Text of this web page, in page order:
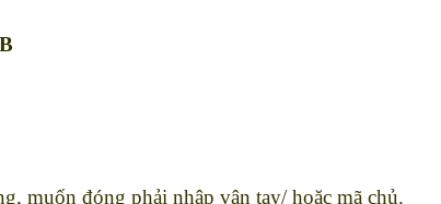
muốn đóng phải nhập vân tay/ hoặc mã chủ.